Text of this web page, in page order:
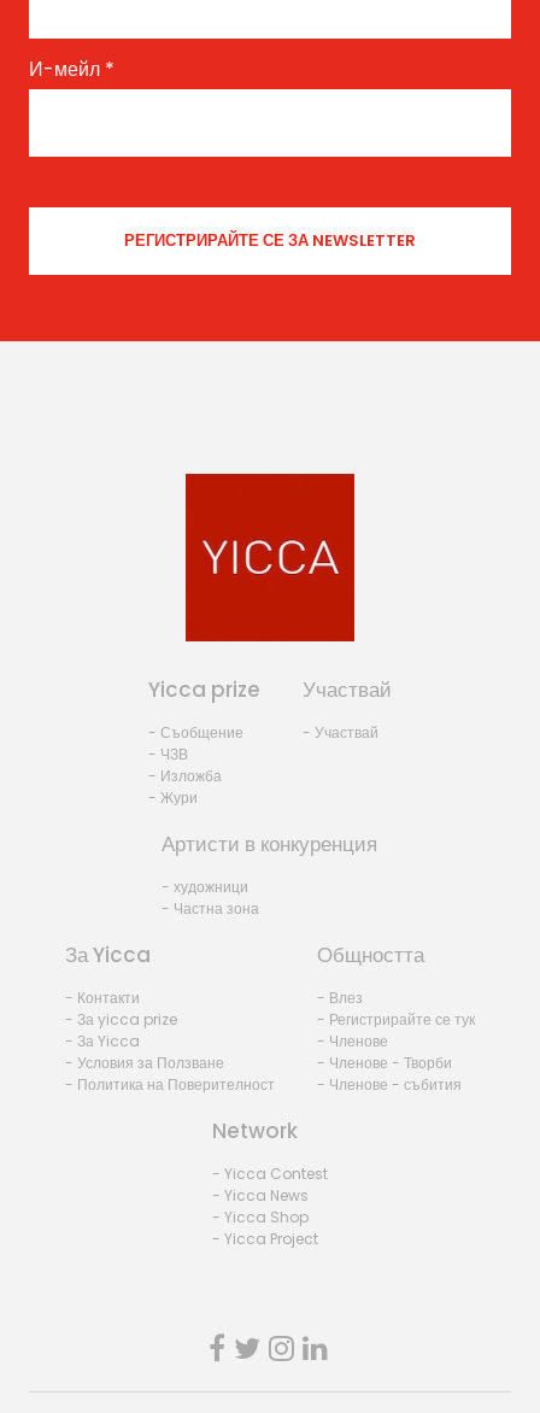
И-мейл *
Yicca prize
- Съобщение
- ЧЗВ
- Изложба
- Жури
Участвай
- Участвай
Артисти в конкуренция
- художници
- Частна зона
За Yicca
- Контакти
- За yicca prize
- За Yicca
- Условия за Ползване
- Политика на Поверителност
Общността
- Влез
- Регистрирайте се тук
- Членове
- Членове - Творби
- Членове - събития
Network
- Yicca Contest
- Yicca News
- Yicca Shop
- Yicca Project